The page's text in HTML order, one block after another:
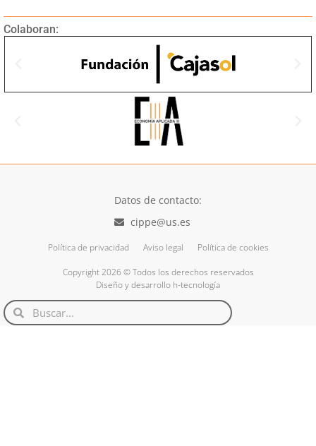
Colaboran:
Datos de contacto:
cippe@us.es
Política de privacidad Aviso legal Política de cookies
Copyright 2026 © Todos los derechos reservados
Diseño y desarrollo h-tecnología